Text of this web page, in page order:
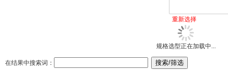
重新选择
规格选型正在加载中...
在结果中搜索词：